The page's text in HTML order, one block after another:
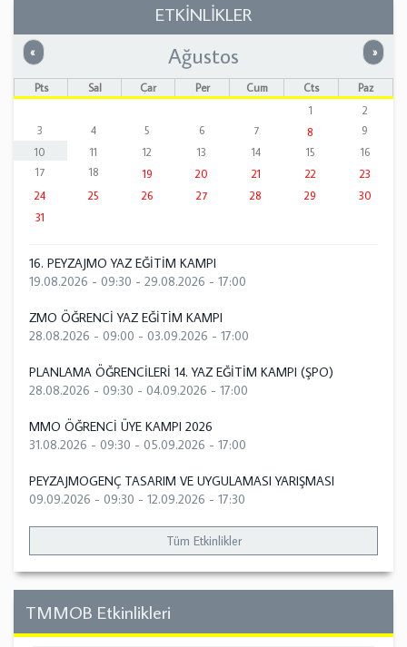
ETKİNLİKLER
« Önceki »
Ağustos
Pts Sal Çar Per Cum Cts
Paz
1
2
3
4 5 6 7 8
9
10
11 12 13 14 15
16
17
18 19 20 21 22
23
24
25 26 27 28 29
30
31
16. PEYZAJMO YAZ EĞİTİM KAMPI
19.08.2026 - 09:30 - 29.08.2026 - 17:00
ZMO ÖĞRENCİ YAZ EĞİTİM KAMPI
28.08.2026 - 09:00 - 03.09.2026 - 17:00
PLANLAMA ÖĞRENCİLERİ 14. YAZ EĞİTİM KAMPI (ŞPO)
28.08.2026 - 09:30 - 04.09.2026 - 17:00
MMO ÖĞRENCİ ÜYE KAMPI 2026
31.08.2026 - 09:30 - 05.09.2026 - 17:00
PEYZAJMOGENÇ TASARIM VE UYGULAMASI YARIŞMASI
09.09.2026 - 09:30 - 12.09.2026 - 17:30
Tüm Etkinlikler
TMMOB Etkinlikleri